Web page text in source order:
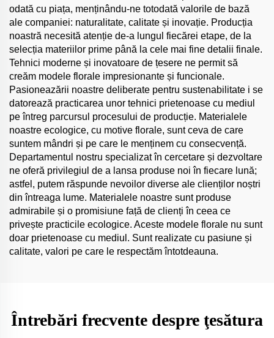
odată cu piața, menținându-ne totodată valorile de bază
ale companiei: naturalitate, calitate și inovație. Producția
noastră necesită atenție de-a lungul fiecărei etape, de la
selecția materiilor prime până la cele mai fine detalii finale.
Tehnici moderne și inovatoare de țesere ne permit să
creăm modele florale impresionante și funcionale.
Pasioneazării noastre deliberate pentru sustenabilitate i se
datorează practicarea unor tehnici prietenoase cu mediul
pe întreg parcursul procesului de producție. Materialele
noastre ecologice, cu motive florale, sunt ceva de care
suntem mândri și pe care le menținem cu consecvență.
Departamentul nostru specializat în cercetare și dezvoltare
ne oferă privilegiul de a lansa produse noi în fiecare lună;
astfel, putem răspunde nevoilor diverse ale clienților noștri
din întreaga lume. Materialele noastre sunt produse
admirabile și o promisiune față de clienți în ceea ce
privește practicile ecologice. Aceste modele florale nu sunt
doar prietenoase cu mediul. Sunt realizate cu pasiune și
calitate, valori pe care le respectăm întotdeauna.
Întrebări frecvente despre ţesătura